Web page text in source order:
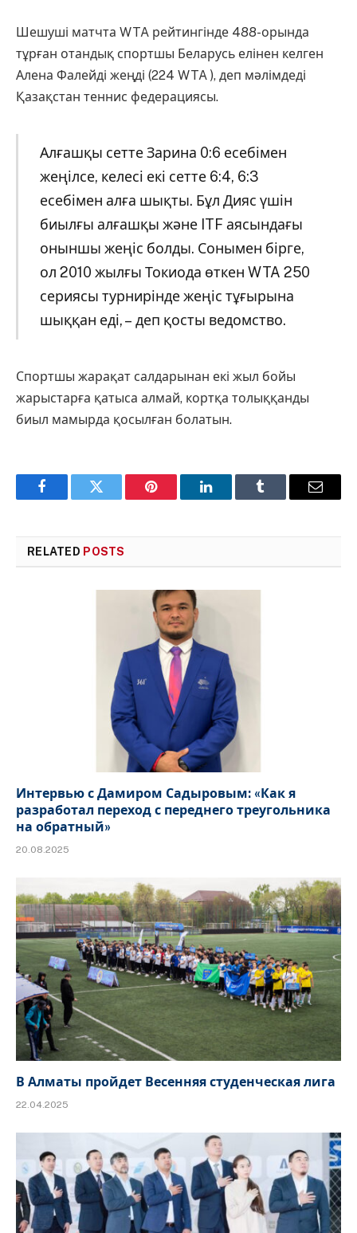
Шешуші матчта WTA рейтингінде 488-орында
тұрған отандық спортшы Беларусь елінен келген
Алена Фалейді жеңді (224 WTA ), деп мәлімдеді
Қазақстан теннис федерациясы.
Алғашқы сетте Зарина 0:6 есебімен
жеңілсе, келесі екі сетте 6:4, 6:3
есебімен алға шықты. Бұл Дияс үшін
биылғы алғашқы және ITF аясындағы
оныншы жеңіс болды. Сонымен бірге,
ол 2010 жылғы Токиода өткен WTA 250
сериясы турнирінде жеңіс тұғырына
шыққан еді, – деп қосты ведомство.
Спортшы жарақат салдарынан екі жыл бойы
жарыстарға қатыса алмай, кортқа толыққанды
биыл мамырда қосылған болатын.
FacebookTwitter Pinterest LinkedInTumblr Email
RELATED POSTS
Интервью с Дамиром Садыровым: «Как я
разработал переход с переднего треугольника
на обратный»
20.08.2025
В Алматы пройдет Весенняя студенческая лига
22.04.2025